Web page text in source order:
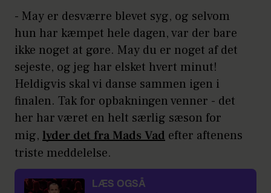
- May er desværre blevet syg, og selvom
hun har kæmpet hele dagen, var der bare
ikke noget at gøre. May du er noget af det
sejeste, og jeg har elsket hvert minut!
Heldigvis skal vi danse sammen igen i
finalen. Tak for opbakningen venner - det
her har været en helt særlig sæson for
mig, lyder det fra Mads Vad efter aftenens
triste meddelelse.
LÆS OGSÅ